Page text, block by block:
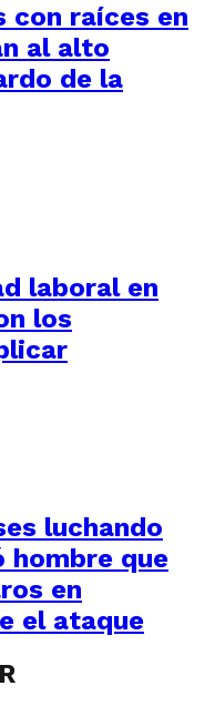
con raíces en
al alto
de la
laboral en
los
luchando
hombre que
en
el ataque